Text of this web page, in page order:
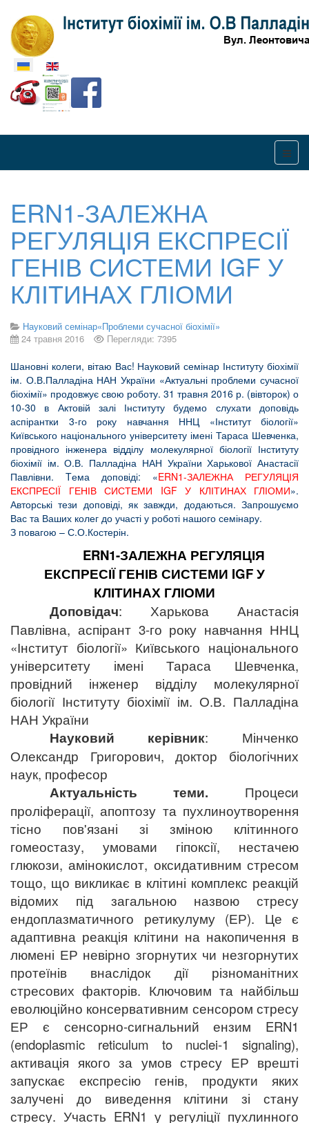
Оберіть свою мову
ERN1-ЗАЛЕЖНА
РЕГУЛЯЦІЯ ЕКСПРЕСІЇ
ГЕНІВ СИСТЕМИ IGF У
КЛІТИНАХ ГЛІОМИ
Науковий семінар«Проблеми сучасної біохімії»
24 травня 2016
Перегляди: 7395
Шановні колеги, вітаю Вас! Науковий семінар Інституту біохімії
ім. О.В.Палладіна НАН України «Актуальні проблеми сучасної
біохімії» продовжує свою роботу. 31 травня 2016 р. (вівторок) о
10-30 в Актовій залі Інституту будемо слухати доповідь
аспірантки 3-го року навчання ННЦ «Інститут біології»
Київського національного університету імені Тараса Шевченка,
провідного інженера відділу молекулярної біології Інституту
біохімії ім. О.В. Палладіна НАН України Харькової Анастасії
Павлівни. Tема доповіді: «ERN1-ЗАЛЕЖНА РЕГУЛЯЦІЯ
ЕКСПРЕСІЇ ГЕНІВ СИСТЕМИ IGF У КЛІТИНАХ ГЛІОМИ».
Авторські тези доповіді, як завжди, додаються. Запрошуємо
Вас та Ваших колег до участі у роботі нашого семінару.
З повагою – С.О.Костерін.
ERN1-ЗАЛЕЖНА РЕГУЛЯЦІЯ
ЕКСПРЕСІЇ ГЕНІВ СИСТЕМИ IGF У
КЛІТИНАХ ГЛІОМИ
Доповідач: Харькова Анастасія
Павлівна, аспірант 3-го року навчання ННЦ
«Інститут біології» Київського національного
університету імені Тараса Шевченка,
провідний інженер відділу молекулярної
біології Інституту біохімії ім. О.В. Палладіна
НАН України
Науковий керівник: Мінченко
Олександр Григорович, доктор біологічних
наук, професор
Актуальність теми. Процеcи
проліферації, апоптозу та пухлиноутворення
тісно пов'язані зі зміною клітинного
гомеостазу, умовами гіпоксії, нестачею
глюкози, амінокислот, оксидативним стресом
тощо, що викликає в клітині комплекс реакцій
відомих під загальною назвою стресу
ендоплазматичного ретикулуму (ЕР). Це є
адаптивна реакція клітини на накопичення в
люмені ЕР невірно згорнутих чи незгорнутих
протеїнів внаслідок дії різноманітних
стресових факторів. Ключовим та найбільш
еволюційно консервативним сенсором стресу
ЕР є сенсорно-сигнальний ензим ERN1
(endoplasmic reticulum to nuclei-1 signaling),
активація якого за умов стресу ЕР врешті
запускає експресію генів, продукти яких
залучені до виведення клітини зі стану
стресу. Участь ERN1 у регуліції пухлинного